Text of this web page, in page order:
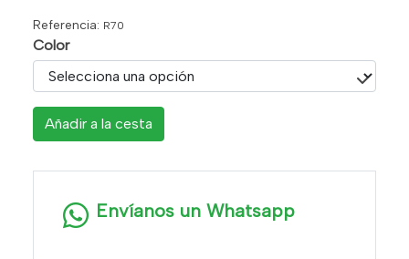
Referencia: R70
Color
Añadir a la cesta
Envíanos un Whatsapp